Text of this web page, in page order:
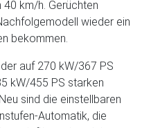
km/h. Gerüchten
wieder ein
bekommen.
auf 270 kW/367 PS
kW/455 PS starken
sind die einstellbaren
Automatik, die